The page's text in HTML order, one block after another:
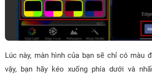
Lúc này, màn hình của bạn sẽ chỉ có màu
vậy, bạn hãy kéo xuống phía dưới và